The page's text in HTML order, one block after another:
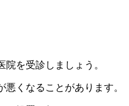
院を受診し ましょう。
くなることがあります。